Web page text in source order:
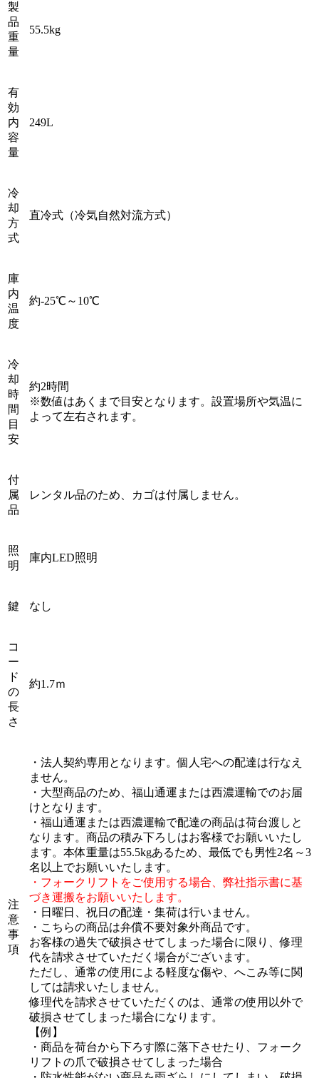
製
品
重
量
55.5kg
有
効
内
容
量
249L
冷
却
方
式
直冷式（冷気自然対流方式）
庫
内
温
度
約-25℃～10℃
冷
却
時
間
目
安
約2時間
※数値はあくまで目安となります。設置場所や気温に
よって左右されます。
付
属
品
レンタル品のため、カゴは付属しません。
照
明
庫内LED照明
鍵 なし
コ
ー
ド
の
長
さ
約1.7ｍ
注
意
事
項
・法人契約専用となります。個人宅への配達は行なえ
ません。
・大型商品のため、福山通運または西濃運輸でのお届
けとなります。
・福山通運または西濃運輸で配達の商品は荷台渡しと
なります。商品の積み下ろしはお客様でお願いいたし
ます。本体重量は55.5kgあるため、最低でも男性2名～3
名以上でお願いいたします。
・フォークリフトをご使用する場合、弊社指示書に基
づき運搬をお願いいたします。
・日曜日、祝日の配達・集荷は行いません。
・こちらの商品は弁償不要対象外商品です。
お客様の過失で破損させてしまった場合に限り、修理
代を請求させていただく場合がございます。
ただし、通常の使用による軽度な傷や、へこみ等に関
しては請求いたしません。
修理代を請求させていただくのは、通常の使用以外で
破損させてしまった場合になります。
【例】
・商品を荷台から下ろす際に落下させたり、フォーク
リフトの爪で破損させてしまった場合